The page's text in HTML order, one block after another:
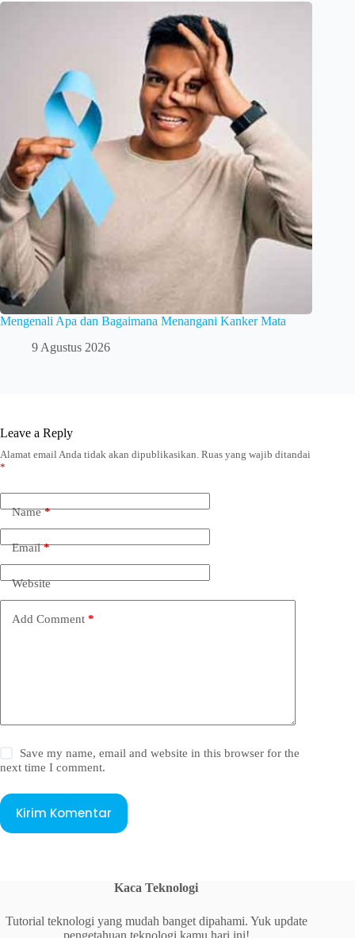
Mengenali Apa dan Bagaimana Menangani Kanker Mata
9 Agustus 2026
Leave a Reply
Alamat email Anda tidak akan dipublikasikan. Ruas yang wajib ditandai
*
Name*
Email*
Website
Add Comment *
Save my name, email and website in this browser for the
next time I comment.
Kirim Komentar
Kaca Teknologi
Tutorial teknologi yang mudah banget dipahami. Yuk update
pengetahuan teknologi kamu hari ini!